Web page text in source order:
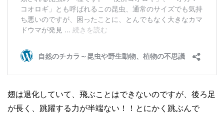
翅は退化していて、飛ぶことはできないのですが、後ろ足
が長く、跳躍する力が半端ない！！とにかく跳ぶんで